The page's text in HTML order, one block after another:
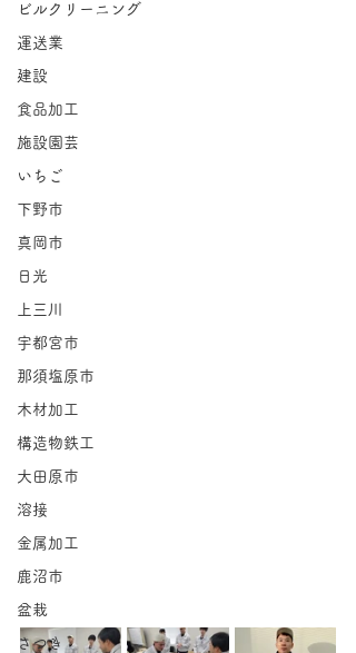
ビルクリーニング
運送業
建設
食品加工
施設園芸
いちご
下野市
真岡市
日光
上三川
宇都宮市
那須塩原市
木材加工
構造物鉄工
大田原市
溶接
金属加工
鹿沼市
盆栽
さつき